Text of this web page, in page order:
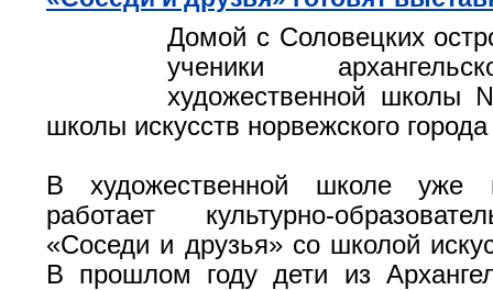
Домой с Соловецких
ученики
художественной
школы искусств норвежского
В художественной школе уже
работает культурно-
«Соседи и друзья» со школой
В прошлом году дети из